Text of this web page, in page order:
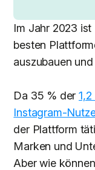
Im Jahr 2023
besten
auszubauen
Da 35 % der
Instagram-
der Plattform
Marken und
Aber wie